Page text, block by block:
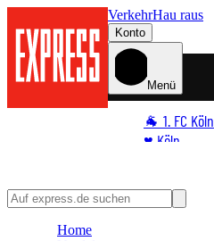
VerkehrHau raus
Konto
Menü
🐐 1. FC Köln
♥️ Köln
🏆 Sport
🛒
Home